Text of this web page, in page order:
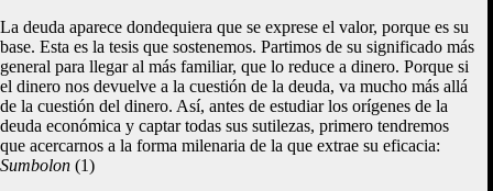
La deuda aparece dondequiera que se exprese el valor, porque es su
base. Esta es la tesis que sostenemos. Partimos de su significado más
general para llegar al más familiar, que lo reduce a dinero. Porque si
el dinero nos devuelve a la cuestión de la deuda, va mucho más allá
de la cuestión del dinero. Así, antes de estudiar los orígenes de la
deuda económica y captar todas sus sutilezas, primero tendremos
que acercarnos a la forma milenaria de la que extrae su eficacia:
Sumbolon (1)